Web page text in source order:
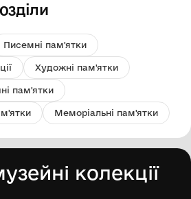
Писемні пам'ятки
Художні пам'ятки
пам'ятки
Меморіальні пам'ятки
колекції